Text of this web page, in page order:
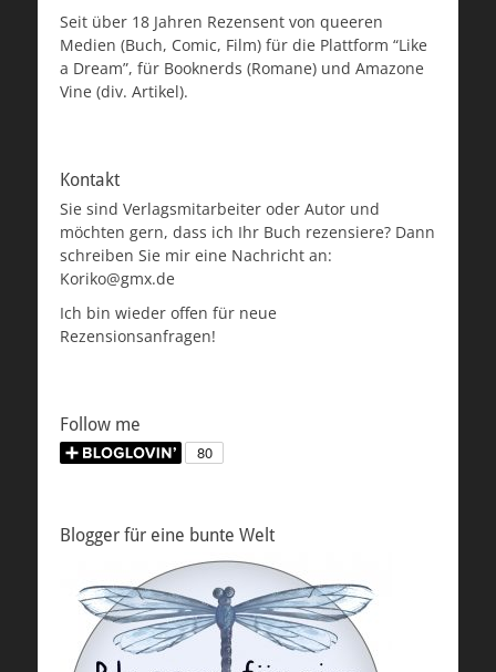
Seit über 18 Jahren Rezensent von queeren
Medien (Buch, Comic, Film) für die Plattform “Like
a Dream”, für Booknerds (Romane) und Amazone
Vine (div. Artikel).
Kontakt
Sie sind Verlagsmitarbeiter oder Autor und
möchten gern, dass ich Ihr Buch rezensiere? Dann
schreiben Sie mir eine Nachricht an:
Koriko@gmx.de
Ich bin wieder offen für neue
Rezensionsanfragen!
Follow me
Blogger für eine bunte Welt